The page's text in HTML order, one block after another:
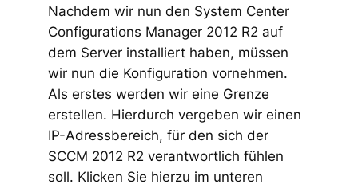
Nachdem wir nun den System Center
Configurations Manager 2012 R2 auf
dem Server installiert haben, müssen
wir nun die Konfiguration vornehmen.
Als erstes werden wir eine Grenze
erstellen. Hierdurch vergeben wir einen
IP-Adressbereich, für den sich der
SCCM 2012 R2 verantwortlich fühlen
soll. Klicken Sie hierzu im unteren